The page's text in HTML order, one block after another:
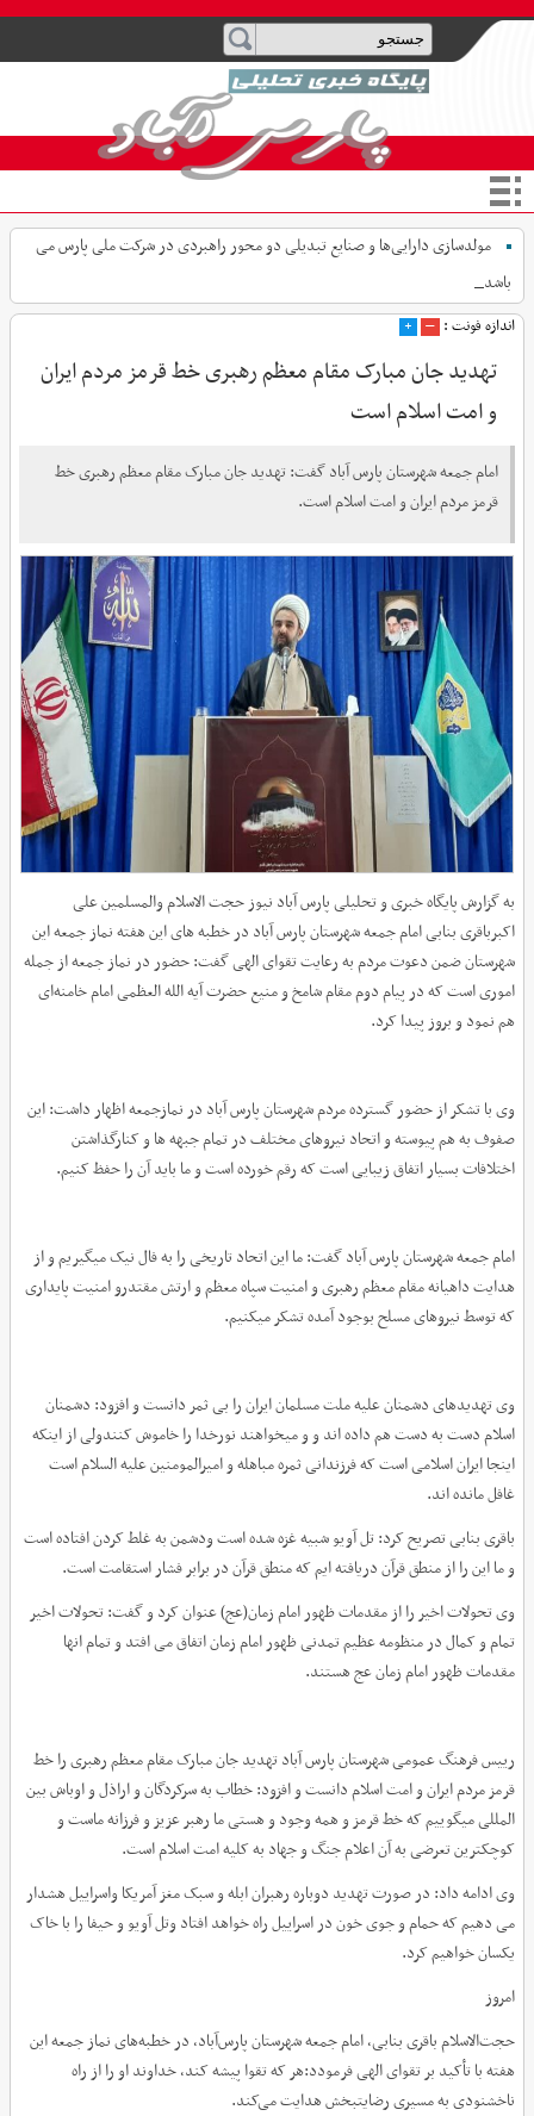
مولدسازی دارایی‌ها و صنایع تبدیلی دو محور راهبردی در شرکت ملی پارس می
باشد
اندازه فونت : –
+
تهدید جان مبارک مقام معظم رهبری خط قرمز مردم ایران
و امت اسلام است
امام جمعه شهرستان پارس آباد گفت: تهدید جان مبارک مقام معظم رهبری خط
قرمز مردم ایران و امت اسلام است.
به گزارش پایگاه خبری و تحلیلی پارس آباد نیوز حجت الاسلام والمسلمین علی
اکبرباقری بنابی امام جمعه شهرستان پارس آباد در خطبه های این هفته نماز جمعه این
شهرستان ضمن دعوت مردم به رعایت تقوای الهی گفت: حضور در نماز جمعه از جمله
اموری است که در پیام دوم مقام شامخ و منیع حضرت آیه الله العظمی امام خامنه‌ای
هم نمود و بروز پیدا کرد.
وی با تشکر از حضور گسترده مردم شهرستان پارس آباد در نمازجمعه اظهار داشت: این
صفوف به هم پیوسته و اتحاد نیروهای مختلف در تمام جبهه ها و کنارگذاشتن
اختلافات بسیار اتفاق زیبایی است که رقم خورده است و ما باید آن را حفظ کنیم.
امام جمعه شهرستان پارس آباد گفت: ما این اتحاد تاریخی را به فال نیک میگیریم و از
هدایت داهیانه مقام معظم رهبری و امنیت سپاه معظم و ارتش مقتدرو امنیت پایداری
که توسط نیروهای مسلح بوجود آمده تشکر میکنیم.
وی تهدیدهای دشمنان علیه ملت مسلمان ایران را بی ثمر دانست و افزود: دشمنان
اسلام دست به دست هم داده اند و و میخواهند نورخدا را خاموش کنندولی از اینکه
اینجا ایران اسلامی است که فرزندانی ثمره مباهله و امیرالمومنین علیه السلام است
غافل مانده اند.
باقری بنابی تصریح کرد: تل آویو شبیه غزه شده است ودشمن به غلط کردن افتاده است
و ما این را از منطق قرآن دریافته ایم که منطق قرآن در برابر فشار استقامت است.
وی تحولات اخیر را از مقدمات ظهور امام زمان(عج) عنوان کرد و گفت: تحولات اخیر
تمام و کمال در منظومه عظیم تمدنی ظهور امام زمان اتفاق می افتد و تمام انها
مقدمات ظهور امام زمان عج هستند.
رییس فرهنگ عمومی شهرستان پارس آباد تهدید جان مبارک مقام معظم رهبری را خط
قرمز مردم ایران و امت اسلام دانست و افزود: خطاب به سرکردگان و اراذل و اوباش بین
المللی میگوییم که خط قرمز و همه وجود و هستی ما رهبر عزیز و فرزانه ماست و
کوچکترین تعرضی به آن اعلام جنگ و جهاد به کلیه امت اسلام است.
وی ادامه داد: در صورت تهدید دوباره رهبران ابله و سبک مغز آمریکا واسراییل هشدار
می دهیم که حمام و جوی خون در اسراییل راه خواهد افتاد وتل آویو و حیفا را با خاک
یکسان خواهیم کرد.
امروز
حجت‌الاسلام باقری بنابی، امام جمعه شهرستان پارس‌آباد، در خطبه‌های نماز جمعه این
هفته با تأکید بر تقوای الهی فرمودد:هر که تقوا پیشه کند، خداوند او را از راه
ناخشنودی به مسیری رضایتبخش هدایت می‌کند.